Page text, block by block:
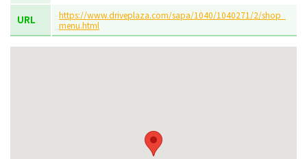
URL
https://www.driveplaza.com/sapa/1040/1040271/2/shop_
menu.html